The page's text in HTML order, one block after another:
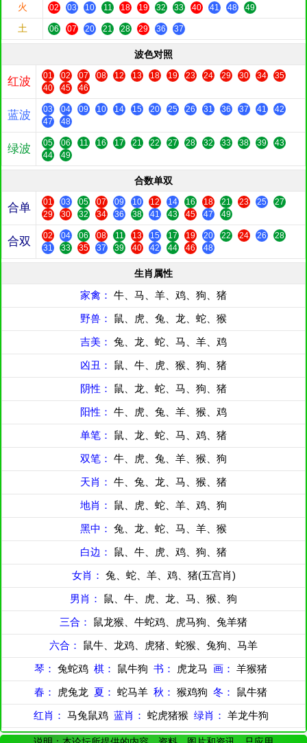
火 02 03 10 11 18 19 32 33 40 41 48 49
土 06 07 20 21 28 29 36 37
波色对照
红波 01 02 07 08 12 13 18 19 23 24 29 30 34
35
40
45 46
蓝波 03 04 09 10 14 15 20 25 26 31 36 37 41
42
47
48
绿波 05 06 11 16 17 21 22 27 28 32 33 38 39
43
44
49
合数单双
合单 01 03 05 07 09 10 12 14 16 18 21 23 25
27
29
30 32 34 36 38 41 43 45 47 49
合双 02 04 06 08 11 13 15 17 19 20 22 24 26
28
31
33 35 37 39 40 42 44 46 48
生肖属性
家禽： 牛、马、羊、鸡、狗、猪
野兽： 鼠、虎、兔、龙、蛇、猴
吉美： 兔、龙、蛇、马、羊、鸡
凶丑： 鼠、牛、虎、猴、狗、猪
阴性： 鼠、龙、蛇、马、狗、猪
阳性： 牛、虎、兔、羊、猴、鸡
单笔： 鼠、龙、蛇、马、鸡、猪
双笔： 牛、虎、兔、羊、猴、狗
天肖： 牛、兔、龙、马、猴、猪
地肖： 鼠、虎、蛇、羊、鸡、狗
黑中： 兔、龙、蛇、马、羊、猴
白边： 鼠、牛、虎、鸡、狗、猪
女肖： 兔、蛇、羊、鸡、猪(五宫肖)
男肖： 鼠、牛、虎、龙、马、猴、狗
三合： 鼠龙猴、牛蛇鸡、虎马狗、兔羊猪
六合： 鼠牛、龙鸡、虎猪、蛇猴、兔狗、马羊
琴： 兔蛇鸡 棋： 鼠牛狗 书： 虎龙马 画： 羊猴猪
春：
虎兔龙 夏： 蛇马羊 秋： 猴鸡狗 冬： 鼠牛猪
红肖： 马兔鼠鸡 蓝肖： 蛇虎猪猴 绿肖： 羊龙牛狗